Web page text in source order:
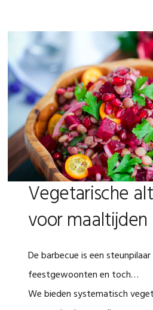
Vegetarische
voor maaltijden
De barbecue is een
feestgewoonten en toch…
We bieden systematisch